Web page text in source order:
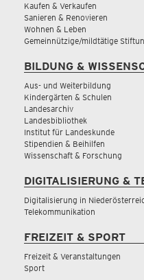
Kaufen & Verkaufen
Sanieren & Renovieren
Wohnen & Leben
Gemeinnützige/mildtätige
BILDUNG &
Aus- und Weiterbildung
Kindergärten & Schulen
Landesarchiv
Landesbibliothek
Institut für Landeskunde
Stipendien & Beihilfen
Wissenschaft & Forschung
DIGITALISIERUNG &
Digitalisierung in
Telekommunikation
FREIZEIT & SPORT
Freizeit & Veranstaltungen
Sport